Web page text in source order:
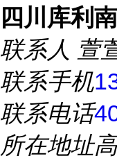
四川库利
联系人 萱
联系手机
联系电话
所在地址